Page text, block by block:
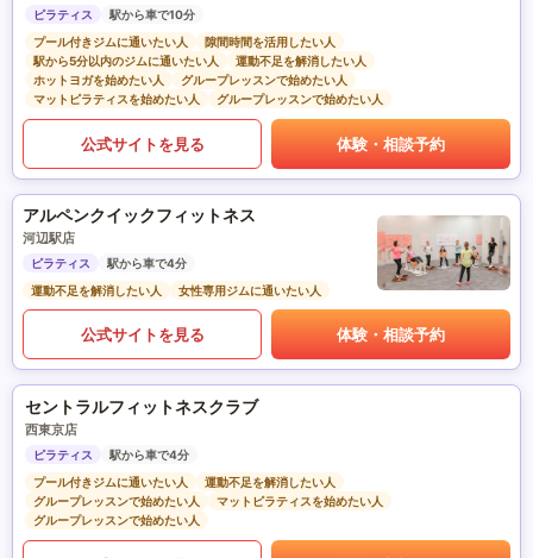
ピラティス
駅から車で10分
プール付きジムに通いたい人
隙間時間を活用したい人
駅から5分以内のジムに通いたい人
運動不足を解消したい人
ホットヨガを始めたい人
グループレッスンで始めたい人
マットピラティスを始めたい人
グループレッスンで始めたい人
公式サイトを見る 体験・相談予約
アルペンクイックフィットネス
河辺駅店
ピラティス
駅から車で4分
運動不足を解消したい人
女性専用ジムに通いたい人
公式サイトを見る 体験・相談予約
セントラルフィットネスクラブ
西東京店
ピラティス
駅から車で4分
プール付きジムに通いたい人
運動不足を解消したい人
グループレッスンで始めたい人
マットピラティスを始めたい人
グループレッスンで始めたい人